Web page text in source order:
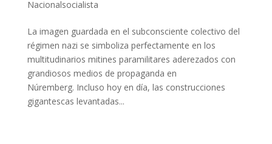
Nacionalsocialista
La imagen guardada en el subconsciente colectivo del
régimen nazi se simboliza perfectamente en los
multitudinarios mitines paramilitares aderezados con
grandiosos medios de propaganda en
Núremberg. Incluso hoy en día, las construcciones
gigantescas levantadas...